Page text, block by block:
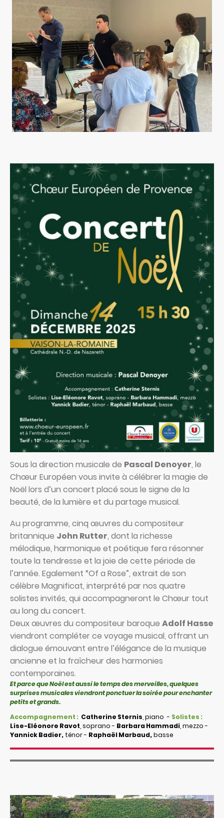
Sous la direction musicale de Pascal Denoyer, le
Chœur Européen vous invite à célébrer la magie de
Noël lors d’un concert placé sous le signe de la
beauté, de la lumière et du partage musical.
Au programme, cinq œuvres du compositeur
britannique John Rutter, dont la richesse
mélodique, harmonique et poétique fera résonner
toute la tendresse et la joie de cette période de
l’année. Egalement “Of a Rose”, extrait de son
célèbre Magnificat, interprété par nos quatre
solistes invités, qui accompagneront le Chœur tout
au long du concert.
Deux œuvres du compositeur baroque Adolf Hasse
viendront compléter ce voyage musical, offrant un
dialogue émouvant entre l’élégance de la musique
ancienne et la fraîcheur des harmonies
contemporaines.
Et parce que Noël est aussi le temps des merveilles, quelques
surprises musicales viendront ponctuer la soirée pour enchanter
petits et grands.
Accompagnement : Catherine Sternis , piano - Solistes :
Lise-Eléonore Ravot , soprano - Barbara Hammadi , mezzo -
Yannick Badier, ténor - Raphaël Marbaud, basse